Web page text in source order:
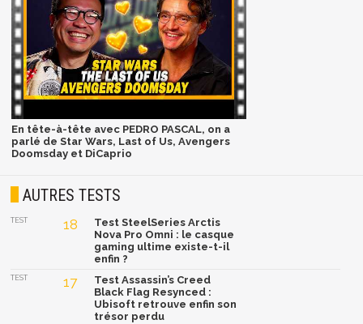
En tête-à-tête avec PEDRO PASCAL, on a
parlé de Star Wars, Last of Us, Avengers
Doomsday et DiCaprio
AUTRES TESTS
TEST 18
Test SteelSeries Arctis
Nova Pro Omni : le casque
gaming ultime existe-t-il
enfin ?
TEST 17
Test Assassin’s Creed
Black Flag Resynced :
Ubisoft retrouve enfin son
trésor perdu